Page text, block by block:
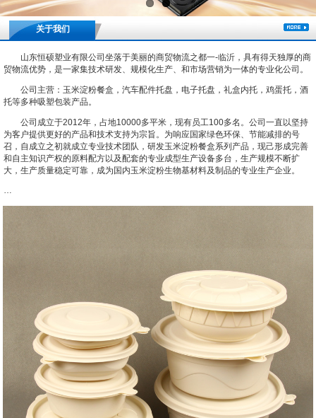
关于我们
山东恒硕塑业有限公司坐落于美丽的商贸物流之都一-临沂，具有得天独厚的商
贸物流优势，是一家集技术研发、规模化生产、和市场营销为一体的专业化公司。
公司主营：玉米淀粉餐盒，汽车配件托盘，电子托盘，礼盒内托，鸡蛋托，酒
托等多种吸塑包装产品。
公司成立于2012年，占地10000多平米，现有员工100多名。公司一直以坚持
为客户提供更好的产品和技术支持为宗旨。为响应国家绿色环保、节能减排的号
召，自成立之初就成立专业技术团队，研发玉米淀粉餐盒系列产品，现己形成完善
和自主知识产权的原料配方以及配套的专业成型生产设备多台，生产规模不断扩
大，生产质量稳定可靠，成为国内玉米淀粉生物基材料及制品的专业生产企业。